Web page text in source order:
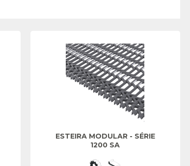
ESTEIRA MODULAR - SÉRIE
1200 SA